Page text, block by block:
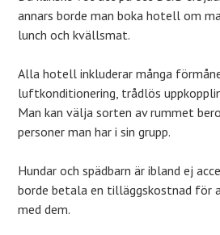
annars borde man boka hotell om
lunch och kvällsmat.
Alla hotell inkluderar många
luftkonditionering, trådlös
Man kan välja sorten av rummet
personer man har i sin grupp.
Hundar och spädbarn är ibland ej
borde betala en tilläggskostnad för
med dem.